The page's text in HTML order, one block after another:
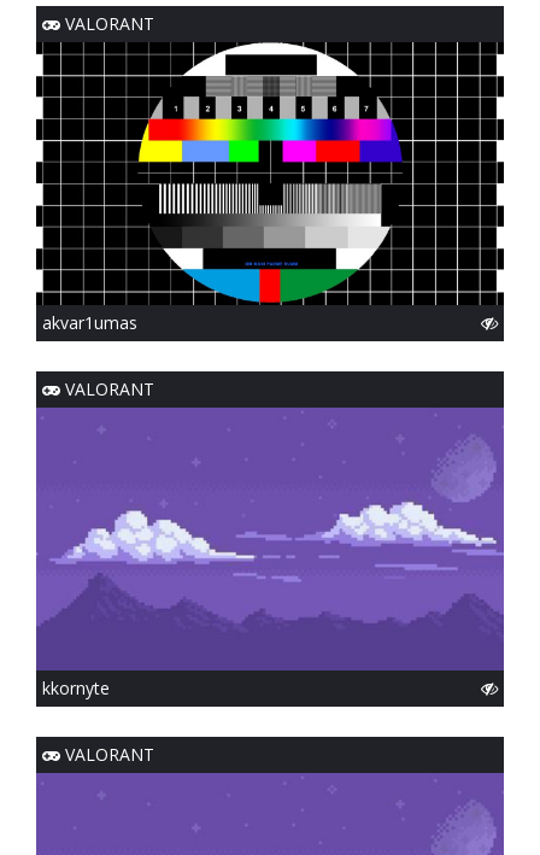
VALORANT
akvar1umas
VALORANT
kkornyte
VALORANT